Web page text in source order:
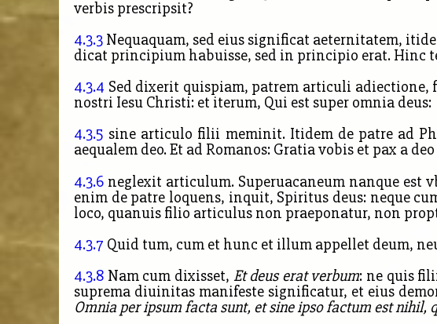
verbis prescripsit?
4.3.3 Nequaquam, sed eius significat aeternitatem,
dicat principium habuisse, sed in principio erat.
4.3.4 Sed dixerit quispiam, patrem articuli
nostri Iesu Christi: et iterum, Qui est super omnia deus:
4.3.5 sine articulo filii meminit. Itidem de patre ad
aequalem deo. Et ad Romanos: Gratia vobis et pax a
4.3.6 neglexit articulum. Superuacaneum nanque est
enim de patre loquens, inquit, Spiritus deus: neque
loco, quanuis filio articulus non praeponatur, non
4.3.7 Quid tum, cum et hunc et illum appellet deum,
4.3.8 Nam cum dixisset, Et deus erat verbum: ne quis
suprema diuinitas manifeste significatur, et eius
Omnia per ipsum facta sunt, et sine ipso factum est nihil,